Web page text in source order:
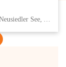
Eisenstädter Straße 18, 7091 Breitenbrunn am Neusiedler See, AUT